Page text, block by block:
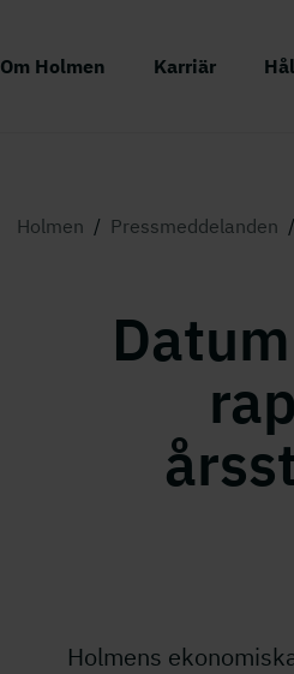
Om Holmen Karriär
Holmen / Pressmeddelanden /
Holmens